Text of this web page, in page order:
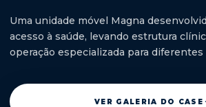
Uma unidade móvel Magna
acesso à saúde, levando estrutura
operação especializada para diferentes
VER GALERIA DO CASE